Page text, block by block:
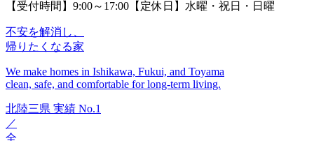
【受付時間】9:00～17:00【定休日】水曜・祝日・日曜
不安を解消し、
帰りたくなる家
We make homes in Ishikawa, Fukui, and Toyama
clean, safe, and comfortable for long-term living.
北陸三県 実績 No.1
／
全